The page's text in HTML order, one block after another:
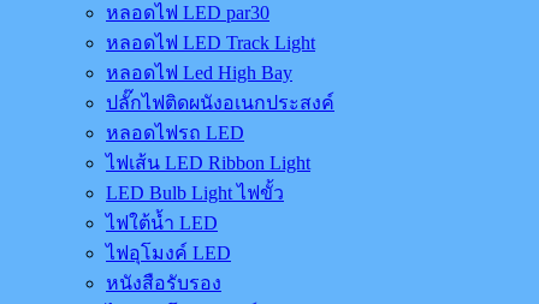
หลอดไฟ LED par30
หลอดไฟ LED Track Light
หลอดไฟ Led High Bay
ปลั๊กไฟติดผนังอเนกประสงค์
หลอดไฟรถ LED
ไฟเส้น LED Ribbon Light
LED Bulb Light ไฟขั้ว
ไฟใต้น้ำ LED
ไฟอุโมงค์ LED
หนังสือรับรอง